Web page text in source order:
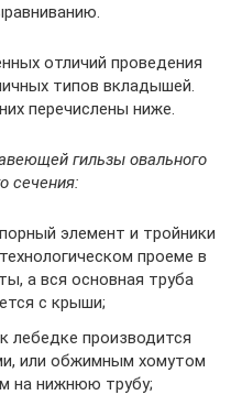
отличий проведения
типов вкладышей.
перечислены ниже.
гильзы овального
сечения:
элемент и тройники
проеме в
а вся основная труба
с крыши;
лебедке производится
или обжимным хомутом
на нижнюю трубу;